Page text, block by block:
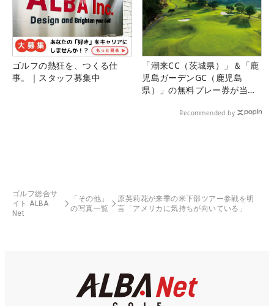
ゴルフの熱狂を、つくる仕
事。｜スタッフ募集中
「潮来CC（茨城県）」＆「鹿
児島ガーデンGC（鹿児島
県）」の無料プレー券が当た
Recommended by
ゴルフ総合サ
イト ALBA
Net
「その他」
の写真一覧
原英莉花が来季の米下部ツアー参戦を明
言「アメリカに気持ちが向いている」